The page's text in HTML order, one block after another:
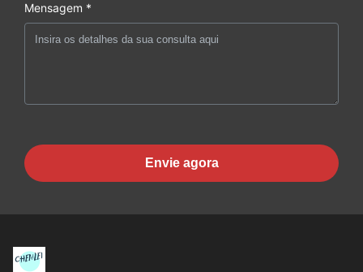
Mensagem *
Envie agora